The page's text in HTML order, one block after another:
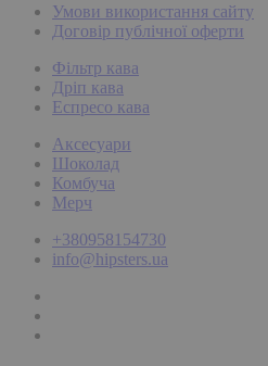
Умови використання сайту
Договір публічної оферти
Фільтр кава
Дріп кава
Еспресо кава
Аксесуари
Шоколад
Комбуча
Мерч
+380958154730
info@hipsters.ua